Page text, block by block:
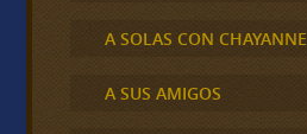
A SOLAS CON CHAYANNE
A SUS AMIGOS